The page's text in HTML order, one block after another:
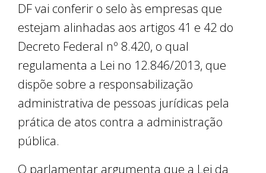
DF vai conferir o selo às empresas que
estejam alinhadas aos artigos 41 e 42 do
Decreto Federal nº 8.420, o qual
regulamenta a Lei no 12.846/2013, que
dispõe sobre a responsabilização
administrativa de pessoas jurídicas pela
prática de atos contra a administração
pública.
O parlamentar argumenta que a Lei da